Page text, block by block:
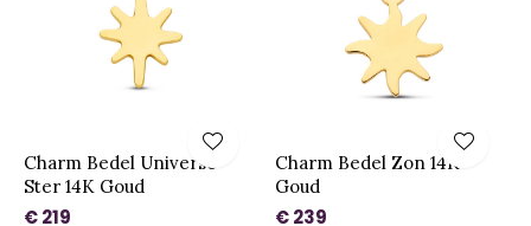
Charm Bedel Universe
Ster 14K Goud
€ 219
Charm Bedel Zon 14K
Goud
€ 239